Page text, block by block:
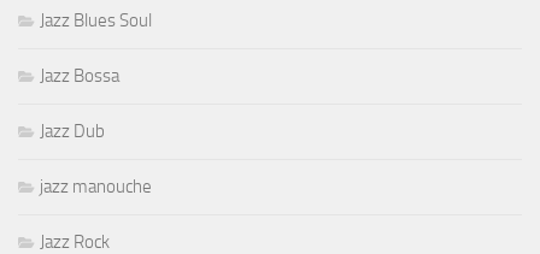
Jazz Blues Soul
Jazz Bossa
Jazz Dub
jazz manouche
Jazz Rock